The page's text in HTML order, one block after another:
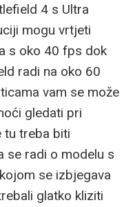
4 s Ultra
mogu vrtjeti
s oko 40 fps dok
radi na oko 60
vam se može
gledati pri
tu treba biti
se radi o modelu s
se izbjegava
glatko kliziti